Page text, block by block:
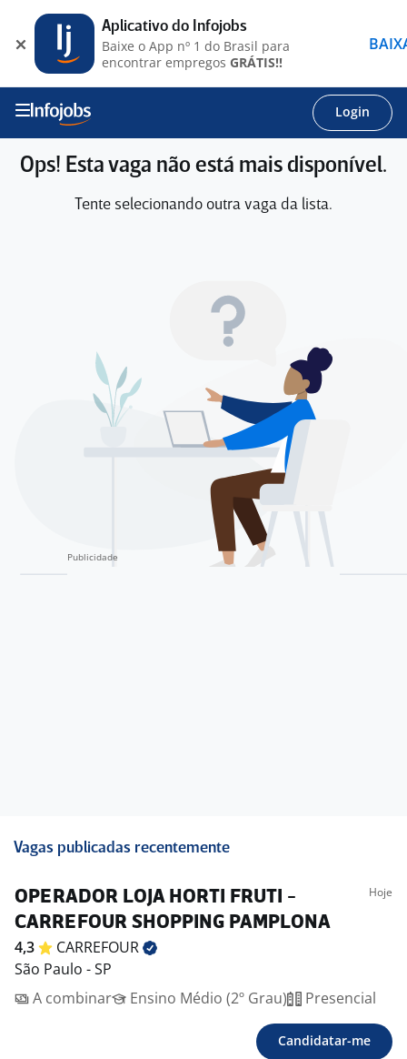
Login
Ops! Esta vaga não está mais disponível.
Tente selecionando outra vaga da lista.
Vagas publicadas recentemente
OPERADOR LOJA HORTI FRUTI -
CARREFOUR SHOPPING PAMPLONA
Hoje
4,3
CARREFOUR
São Paulo - SP
A combinar
Ensino Médio (2º Grau) Presencial
Candidatar-me
Aplicativo do Infojobs
Baixe o App nº 1 do Brasil para
encontrar empregos GRÁTIS!!